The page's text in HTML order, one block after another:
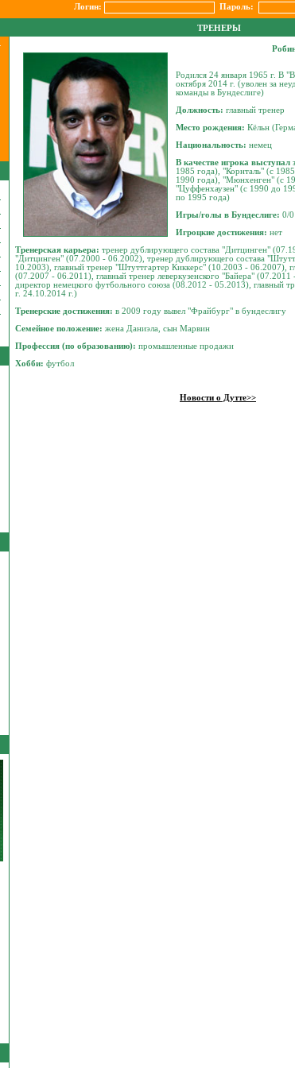
Логин: Пароль:
ТРЕНЕРЫ
Родился 24 января 1965 г. В
октября 2014 г. (уволен за
команды в Бундеслиге)
Должность: главный тренер
Место рождения: Кёльн
Национальность: немец
В качестве игрока выступал
1985 года), "Корнталь" (с
1990 года), "Мюнхенген" (с
"Цуффенхаузен" (с 1990 до
по 1995 года)
Игры/голы в Бундеслиге: 0/0
Игроцкие достижения: нет
Тренерская карьера: тренер дублирующего состава "Дитцинген"
"Дитцинген" (07.2000 - 06.2002), тренер дублирующего состава
10.2003), главный тренер "Штуттгартер Киккерс" (10.2003 - 06.2007),
(07.2007 - 06.2011), главный тренер леверкузенского "Байера"
директор немецкого футбольного союза (08.2012 - 05.2013), главный
г. 24.10.2014 г.)
Тренерские достижения: в 2009 году вывел "Фрайбург" в бундеслигу
Семейное положение: жена Даниэла, сын Марвин
Профессия (по образованию): промышленные продажи
Хобби: футбол
Новости о Дутте>>